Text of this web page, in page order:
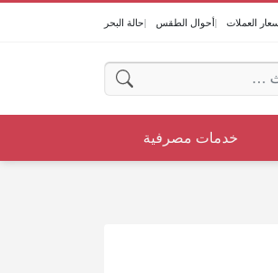
العملات أحوال الطقس حالة البحر
خدمات مصرفية